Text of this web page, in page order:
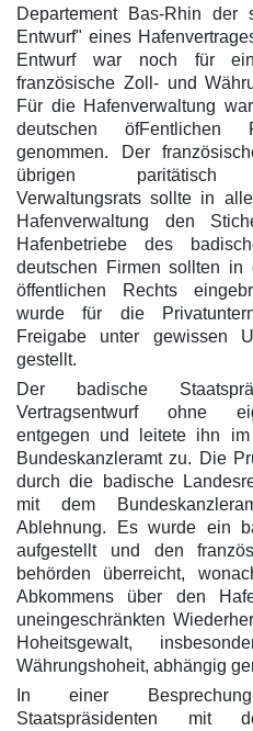
Departement Bas-Rhin der
Entwurf" eines
Entwurf war noch für
französische Zoll- und
Für die Hafenverwaltung
deutschen
genommen. Der
übrigen paritätisch
Verwaltungsrats sollte in
Hafenverwaltung den
Hafenbetriebe des
deutschen Firmen sollten in
öffentlichen Rechts
wurde für die
Freigabe unter gewissen
gestellt.
Der badische
Vertragsentwurf ohne
entgegen und leitete ihn
Bundeskanzleramt zu. Die
durch die badische
mit dem
Ablehnung. Es wurde ein
aufgestellt und den
behörden überreicht,
Abkommens über den
uneingeschränkten
Hoheitsgewalt,
Währungshoheit, abhängig
In einer
Staatspräsidenten mit